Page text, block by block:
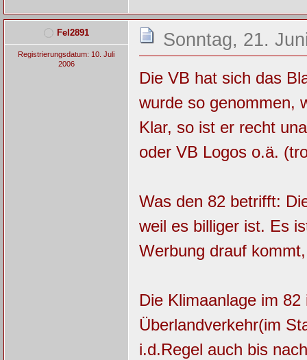
Fel2891
Registrierungsdatum: 10. Juli
2006
Sonntag, 21.
Die VB hat sich das
wurde so genommen,
Klar, so ist er recht
oder VB Logos o.ä.
Was den 82 betrifft:
weil es billiger ist. Es
Werbung drauf
Die Klimaanlage im
Überlandverkehr(im
i.d.Regel auch bis